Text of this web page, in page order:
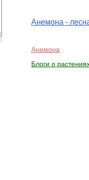
Анемона -
Анемона
Блоги о